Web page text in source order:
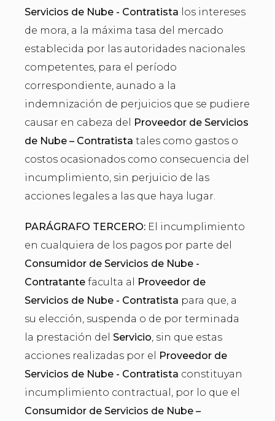
Servicios de Nube - Contratista los intereses
de mora, a la máxima tasa del mercado
establecida por las autoridades nacionales
competentes, para el período
correspondiente, aunado a la
indemnización de perjuicios que se pudiere
causar en cabeza del
Proveedor de Servicios
de Nube – Contratista tales como gastos o
costos ocasionados como consecuencia del
incumplimiento, sin perjuicio de las
acciones legales a las que haya lugar.
PARÁGRAFO TERCERO: El incumplimiento
en cualquiera de los pagos por parte del
Consumidor de Servicios de Nube -
Contratante faculta al
Proveedor de
Servicios de Nube - Contratista para que, a
su elección, suspenda o de por terminada
la prestación del Servicio, sin que estas
acciones realizadas por el
Proveedor de
Servicios de Nube - Contratista constituyan
incumplimiento contractual, por lo que el
Consumidor de Servicios de Nube –